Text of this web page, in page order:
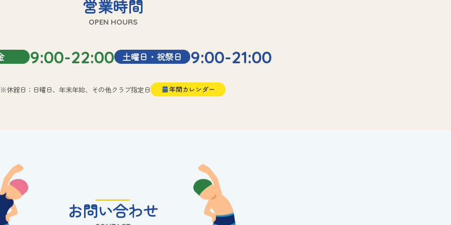
営業時間
OPEN HOURS
9:00-22:00 土曜日・祝祭日 9:00-21:00
※休館日：日曜日、年末年始、その他クラブ指定日 年間カレンダー
お問い合わせ